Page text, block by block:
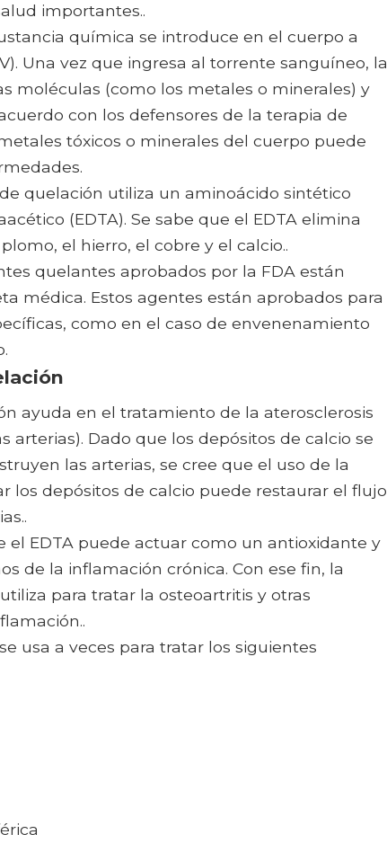
importantes..
química se introduce en el cuerpo a
Una vez que ingresa al torrente sanguíneo, la
moléculas (como los metales o minerales) y
con los defensores de la terapia de
tóxicos o minerales del cuerpo puede
quelación utiliza un aminoácido sintético
(EDTA). Se sabe que el EDTA elimina
el hierro, el cobre y el calcio..
quelantes aprobados por la FDA están
médica. Estos agentes están aprobados para
como en el caso de envenenamiento
ayuda en el tratamiento de la aterosclerosis
arterias). Dado que los depósitos de calcio se
las arterias, se cree que el uso de la
los depósitos de calcio puede restaurar el flujo
el EDTA puede actuar como un antioxidante y
de la inflamación crónica. Con ese fin, la
para tratar la osteoartritis y otras
usa a veces para tratar los siguientes